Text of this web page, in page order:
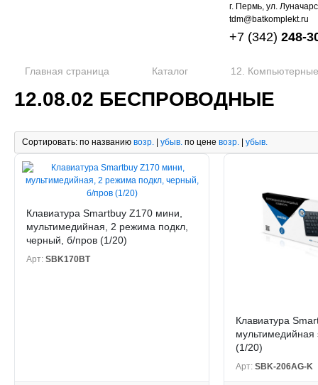
г. Пермь, ул.
tdm@batkomplekt.ru
+7 (342) 248-
Главная страница Каталог 12.
12.08.02 БЕСПРОВОДНЫЕ
Сортировать: по названию возр. | убыв. по цене возр. | убыв.
Клавиатура Smartbuy Z170 мини,
мультимедийная, 2 режима подкл,
черный, б/пров (1/20)
Арт: SBK170BT
Клавиатура
(1/20)
Арт: SBK-206AG-K